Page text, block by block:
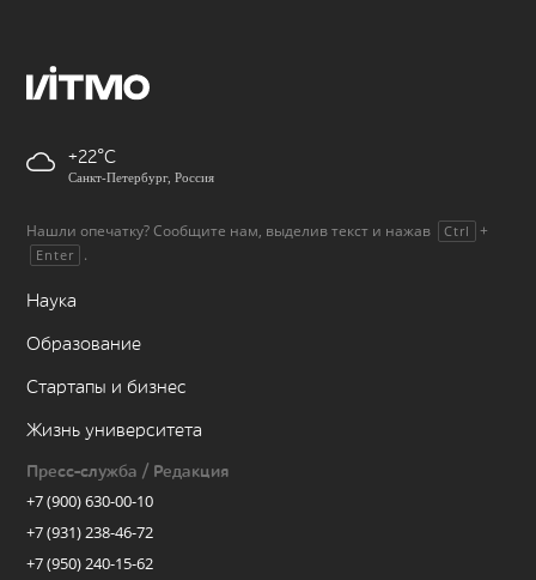
+22
Санкт-Петербург, Россия
Нашли опечатку? Сообщите нам, выделив текст и нажав Ctrl +
Enter .
Наука
Образование
Стартапы и бизнес
Жизнь университета
Пресс-служба / Редакция
+7 (900) 630-00-10
+7 (931) 238-46-72
+7 (950) 240-15-62